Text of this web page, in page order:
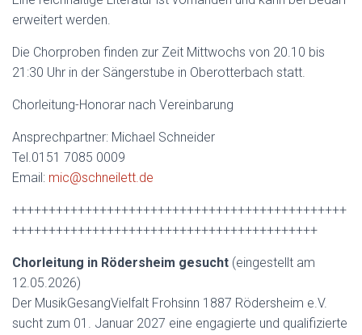
erweitert werden.
Die Chorproben finden zur Zeit Mittwochs von 20.10 bis
21:30 Uhr in der Sängerstube in Oberotterbach statt.
Chorleitung-Honorar nach Vereinbarung
Ansprechpartner: Michael Schneider
Tel.0151 7085 0009
Email: mic@schneilett.de
++++++++++++++++++++++++++++++++++++++++++++++
++++++++++++++++++++++++++++++++++++++++++
Chorleitung in Rödersheim gesucht (eingestellt am
12.05.2026)
Der MusikGesangVielfalt Frohsinn 1887 Rödersheim e.V.
sucht zum 01. Januar 2027 eine engagierte und qualifizierte